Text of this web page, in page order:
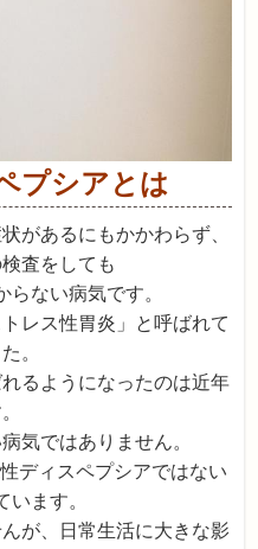
プシアとは
があるにもかかわらず、
査をしても
らない病気です。
レス性胃炎」と呼ばれて
。
るようになったのは近年
気ではありません。
ディスペプシアではない
います。
が、日常生活に大きな影